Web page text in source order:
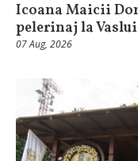
Icoana Maicii
pelerinaj la Vaslui
07 Aug, 2026